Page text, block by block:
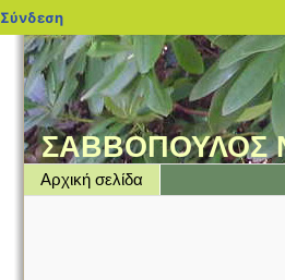
blogs.sch.gr
Σύνδεση
ΣΑΒΒΟΠΟΥΛΟΣ
Αρχική σελίδα